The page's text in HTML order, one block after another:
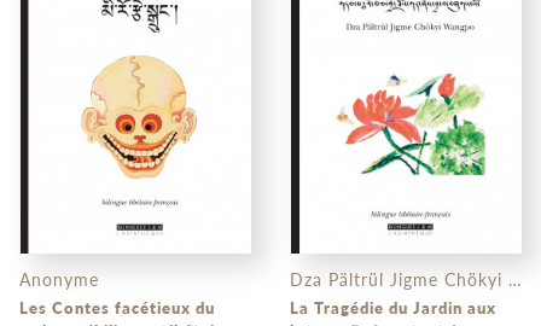
Anonyme
Les Contes facétieux du
Dza Pältrül Jigme Chökyi Wangpo
La Tragédie du Jardin aux